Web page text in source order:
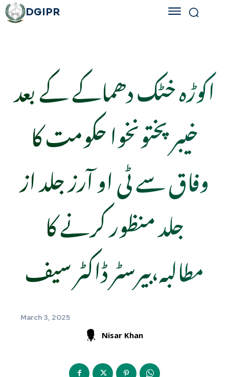
DGIPR
اکوڑہ خٹک دھماکے کے بعد
خیبر پختونخوا حکومت کا
وفاق سے ٹی او آرز جلد از
جلد منظور کرنے کا
مطالبہ،بیرسٹر ڈاکٹر سیف
March 3, 2025
Nisar Khan